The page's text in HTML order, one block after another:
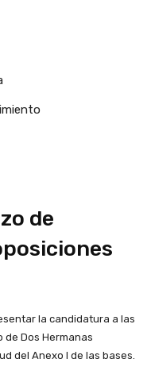
de
la candidatura a las
Dos Hermanas
del Anexo I de las bases.